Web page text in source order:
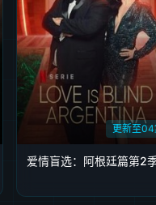
更新至04
爱情盲选：阿根廷篇第2